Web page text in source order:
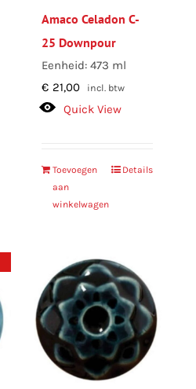
Amaco Celadon C-
25 Downpour
Eenheid: 473 ml
€ 21,00 incl. btw
Quick View
Toevoegen
aan
winkelwagen
Details